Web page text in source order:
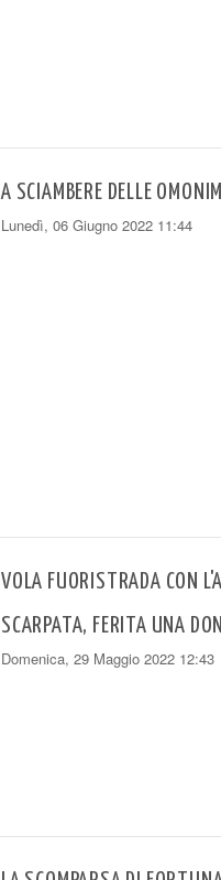
A SCIAMBERE DELLE
Lunedì, 06 Giugno 2022 11:44
VOLA FUORISTRADA CON
SCARPATA, FERITA UNA
Domenica, 29 Maggio 2022 12:43